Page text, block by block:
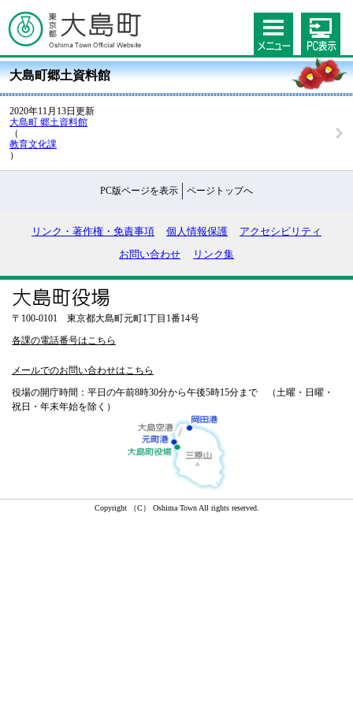
大島町郷土資料館
2020年11月13日更新
大島町 郷土資料館
（
教育文化課
）
PC版ページを表示 ページトップへ
リンク・著作権・免責事項 個人情報保護 アクセシビリティ
お問い合わせ リンク集
〒100-0101 東京都大島町元町1丁目1番14号
各課の電話番号はこちら
メールでのお問い合わせはこちら
役場の開庁時間：平日の午前8時30分から午後5時15分まで （土曜・日曜・
祝日・年末年始を除く）
Copyright （C） Oshima Town All rights reserved.